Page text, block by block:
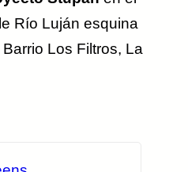
Río Luján esquina
Los Filtros, La